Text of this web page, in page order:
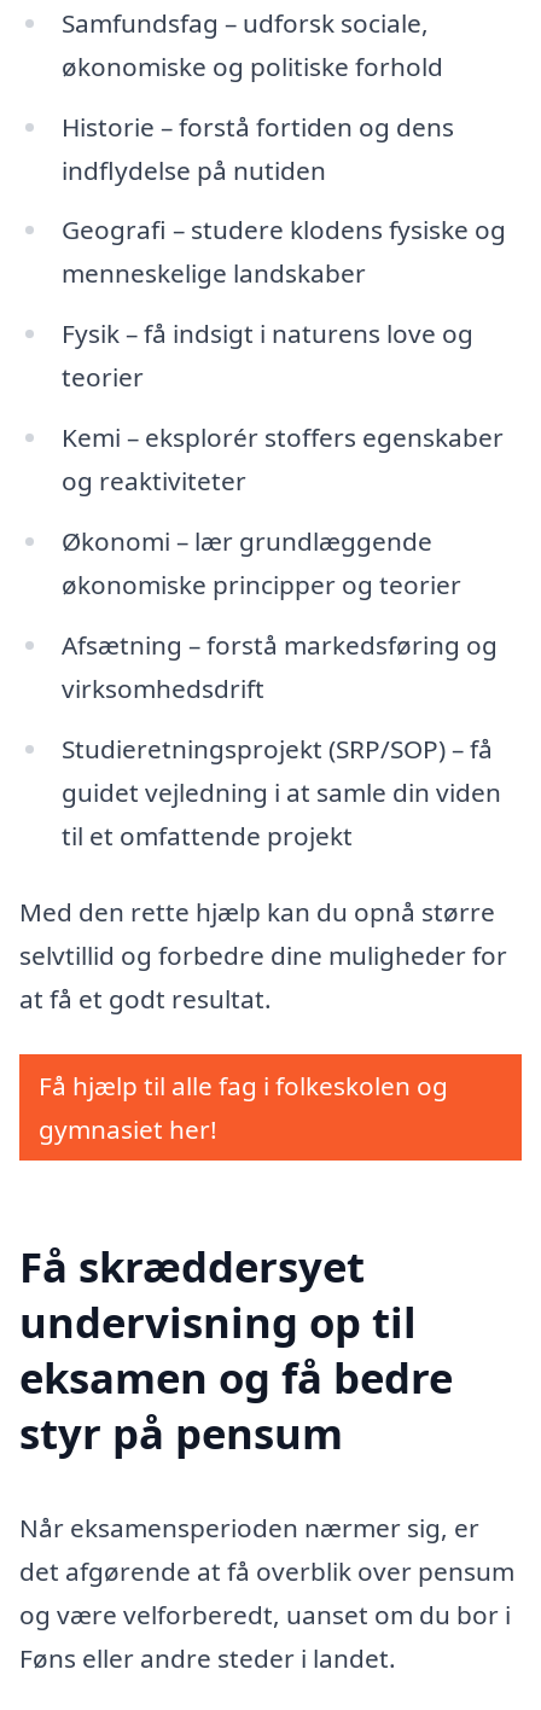
Samfundsfag – udforsk sociale,
økonomiske og politiske forhold
Historie – forstå fortiden og dens
indflydelse på nutiden
Geografi – studere klodens fysiske og
menneskelige landskaber
Fysik – få indsigt i naturens love og
teorier
Kemi – eksplorér stoffers egenskaber
og reaktiviteter
Økonomi – lær grundlæggende
økonomiske principper og teorier
Afsætning – forstå markedsføring og
virksomhedsdrift
Studieretningsprojekt (SRP/SOP) – få
guidet vejledning i at samle din viden
til et omfattende projekt
Med den rette hjælp kan du opnå større
selvtillid og forbedre dine muligheder for
at få et godt resultat.
Få hjælp til alle fag i folkeskolen og
gymnasiet her!
Få skræddersyet
undervisning op til
eksamen og få bedre
styr på pensum
Når eksamensperioden nærmer sig, er
det afgørende at få overblik over pensum
og være velforberedt, uanset om du bor i
Føns eller andre steder i landet.